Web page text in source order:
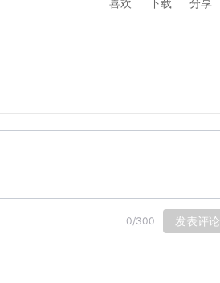
喜欢 下载 分享
0/300 发表评论